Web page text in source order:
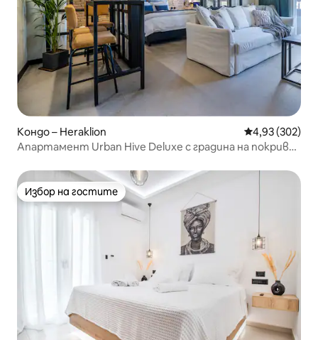
Кондо – Heraklion Средна
4,93 (302)
Апартамент Urban Hive Deluxe с градина на покрива
Избор на гостите
Избор на гостите